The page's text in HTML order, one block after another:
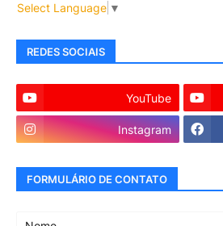
Select Language ▼
REDES SOCIAIS
YouTube
Instagram
FORMULÁRIO DE CONTATO